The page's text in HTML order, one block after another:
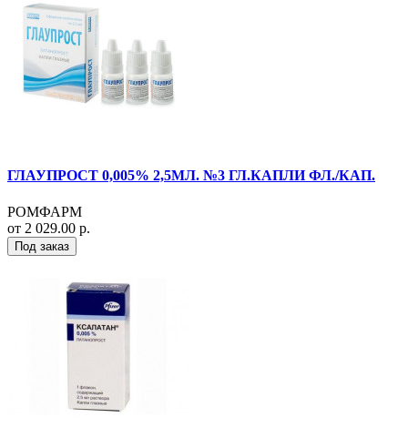
ГЛАУПРОСТ 0,005% 2,5МЛ. №3 ГЛ.КАПЛИ ФЛ./КАП.
РОМФАРМ
от 2 029.00 р.
Под заказ